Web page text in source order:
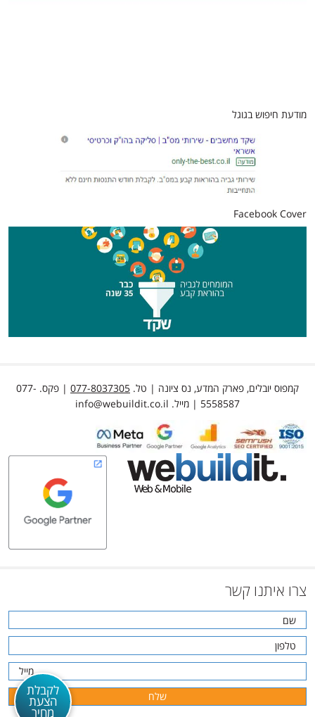
מודעת חיפוש בגוגל
Facebook Cover
קמפוס יובלים, פארק המדע, נס ציונה | טל. 077-8037305
| פקס. 077-
5558587 | מייל.
info@webuildit.co.il
צרו איתנו קשר
לקבלת
הצעת
מחיר